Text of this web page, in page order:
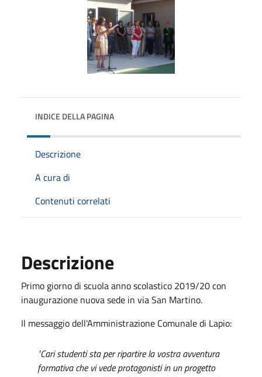
INDICE DELLA PAGINA
Descrizione
A cura di
Contenuti correlati
Descrizione
Primo giorno di scuola anno scolastico 2019/20 con
inaugurazione nuova sede in via San Martino.
Il messaggio dell'Amministrazione Comunale di Lapio:
"Cari studenti sta per ripartire la vostra avventura
formativa che vi vede protagonisti in un progetto